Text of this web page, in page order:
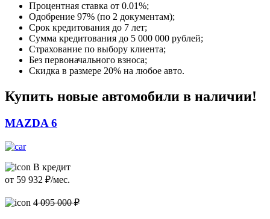
Процентная ставка от 0.01%;
Одобрение 97% (по 2 документам);
Срок кредитования до 7 лет;
Сумма кредитования до 5 000 000 рублей;
Страхование по выбору клиента;
Без первоначального взноса;
Скидка в размере 20% на любое авто.
Купить новые автомобили в наличии!
MAZDA 6
В кредит
от 59 932 ₽/мес.
4 095 000 ₽